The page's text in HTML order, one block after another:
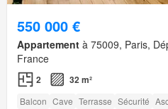
550 000 €
Appartement à 75009, Paris,
France
2 32 m²
Balcon Cave Terrasse Sécurité